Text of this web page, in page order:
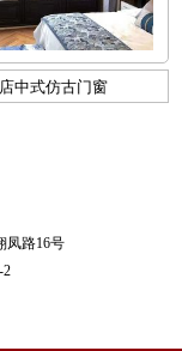
中式仿古门窗
凤路16号
2